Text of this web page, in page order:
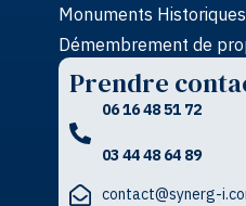
Monuments Historiques
Démembrement de
Prendre
06 16 48 51 72
03 44 48 64 89
contact@synerg-